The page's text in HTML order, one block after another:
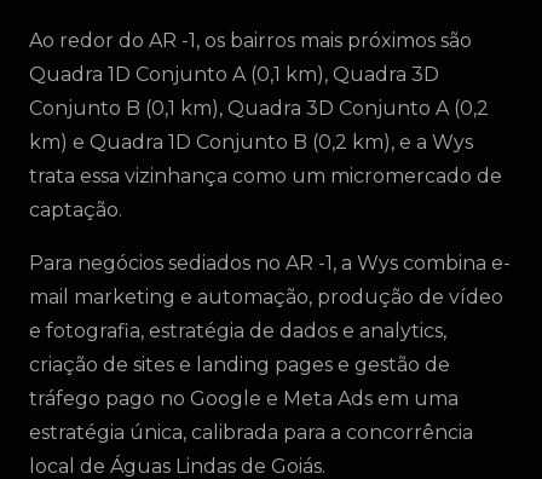
Ao redor do AR -1, os bairros mais próximos são
Quadra 1D Conjunto A (0,1 km), Quadra 3D
Conjunto B (0,1 km), Quadra 3D Conjunto A (0,2
km) e Quadra 1D Conjunto B (0,2 km), e a Wys
trata essa vizinhança como um micromercado de
captação.
Para negócios sediados no AR -1, a Wys combina e-
mail marketing e automação, produção de vídeo
e fotografia, estratégia de dados e analytics,
criação de sites e landing pages e gestão de
tráfego pago no Google e Meta Ads em uma
estratégia única, calibrada para a concorrência
local de Águas Lindas de Goiás.